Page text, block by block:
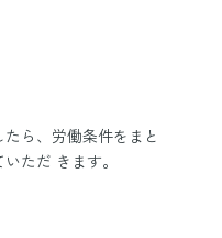
ら、労働条件をまと
ただ きます。